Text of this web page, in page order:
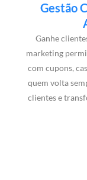
Gestão
Ganhe
marketing
com cupons,
quem volta
clientes e